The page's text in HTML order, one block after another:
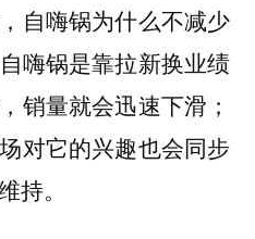
自嗨锅为什么不减少
自嗨锅是靠拉新换业绩
销量就会迅速下滑；
对它的兴趣也会同步
持。